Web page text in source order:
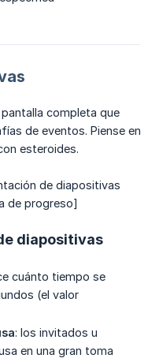
completa que
de eventos. Piense en
esteroides.
de diapositivas
de progreso]
diapositivas
cuánto tiempo se
(el valor
: los invitados u
en una gran toma